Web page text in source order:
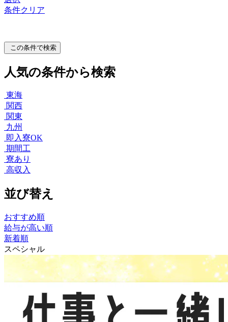
条件クリア
この条件で検索
人気の条件から検索
東海
関西
関東
九州
即入寮OK
期間工
寮あり
高収入
並び替え
おすすめ順
給与が高い順
新着順
スペシャル